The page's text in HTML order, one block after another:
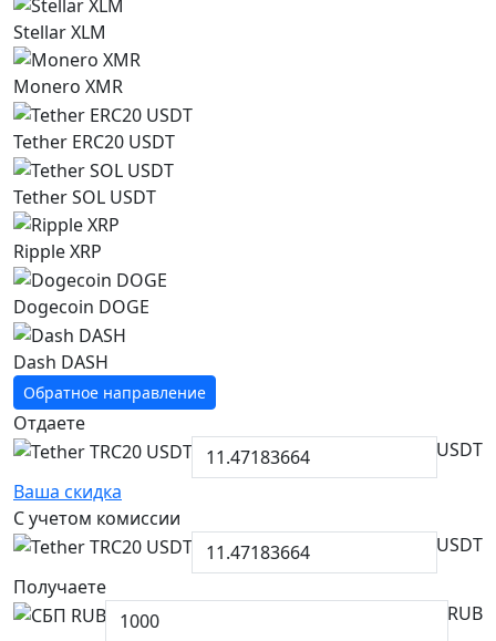
Stellar XLM
Monero XMR
Tether ERC20 USDT
Tether SOL USDT
Ripple XRP
Dogecoin DOGE
Dash DASH
Обратное направление
Отдаете
USDT
Ваша скидка
С учетом комиссии
USDT
Получаете
RUB